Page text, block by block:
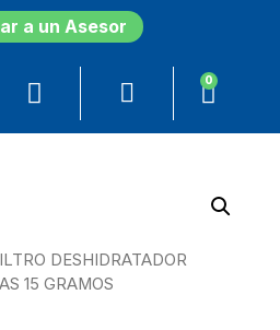
a un Asesor
0
DESHIDRATADOR
15 GRAMOS